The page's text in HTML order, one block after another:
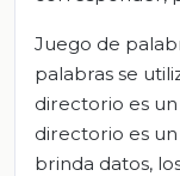
Juego de
palabras se
directorio es
directorio es
brinda datos,